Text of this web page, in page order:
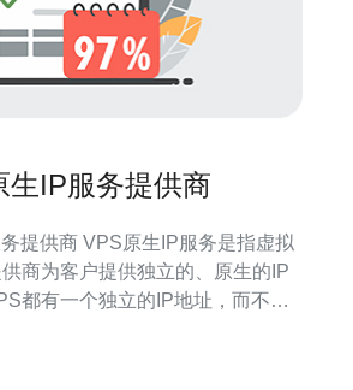
生IP服务提供商
服务是指虚拟
商为客户提供独立的、原生的IP
都有一个独立的IP地址，而不是
立性的用户。 马来西亚是